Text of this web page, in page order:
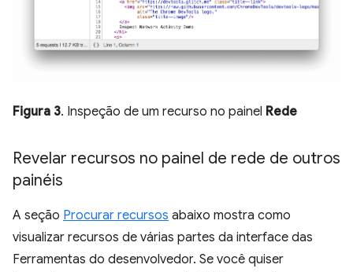
Figura 3. Inspeção de um recurso no painel Rede
Revelar recursos no painel de rede de outros
painéis
A seção Procurar recursos abaixo mostra como
visualizar recursos de várias partes da interface das
Ferramentas do desenvolvedor. Se você quiser